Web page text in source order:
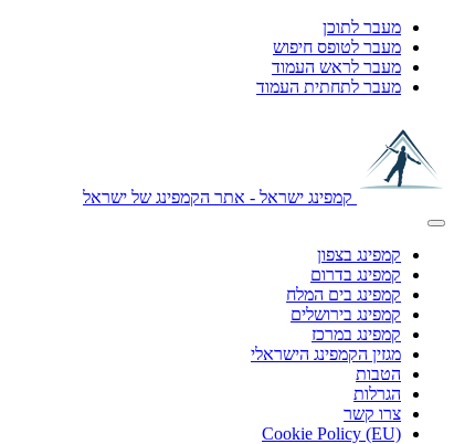
מעבר לתוכן
מעבר לטופס חיפוש
מעבר לראש העמוד
מעבר לתחתית העמוד
קמפינג ישראל - אתר הקמפינג של ישראל
קמפינג בצפון
קמפינג בדרום
קמפינג בים המלח
קמפינג בירושלים
קמפינג במרכז
מגזין הקמפינג הישראלי
הטבות
הגרלות
צרו קשר
Cookie Policy (EU)